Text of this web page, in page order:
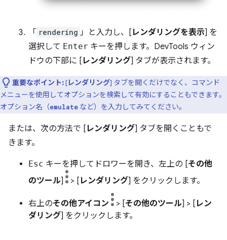
「 rendering 」と入力し、[ レンダリングを表示] を
選択して Enter キーを押します。DevTools ウィン
ドウの下部に [ レンダリング] タブが表示されます。
重要なポイント:[レンダリング] タブを開くだけでなく、コマンド
メニューを使用してオプションを検索して有効にすることもできます。
オプション名（emulate など）を入力してみてください。
または、次の方法で [ レンダリング] タブを開くこともで
きます。
Esc キーを押してドロワーを開き、左上の [その他
のツール] > [ レンダリング] をクリックします。
右上のその他アイコン > [その他のツール] > [ レン
ダリング] をクリックします。